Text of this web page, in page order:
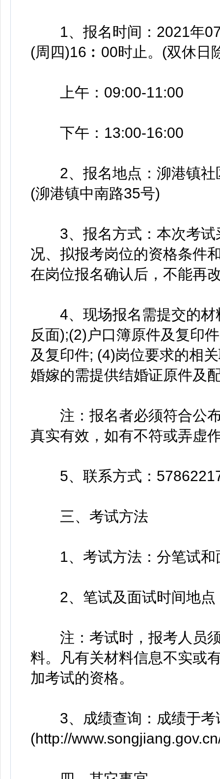
1、报名时间：2021年07
(周四)16︰00时止。(双休日
上午：09:00-11:00
下午：13:00-16:00
2、报名地点：泖港镇社
(泖港镇中南路35号)
3、报名方式：本次考试
况、拟报考岗位的资格条件
在岗位报名确认后，不能再
4、现场报名需提交的材
反面);(2)户口簿原件及复印
及复印件; (4)岗位要求的相
婚嫁的需提供结婚证原件及
注：报名者必须符合公布
真实有效，如有不符或弄虚
5、联系方式：
三、考试方法
1、考试方法：分笔试和
2、笔试及面试时间地点
注：考试时，报考人员须
料。凡有关材料信息不实或
加考试的资格。
3、成绩查询：成绩于考
(http://